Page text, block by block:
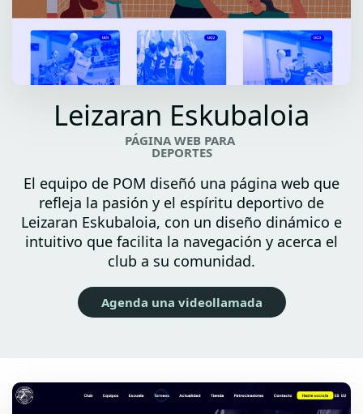
Leizaran Eskubaloia
PÁGINA WEB PARA
DEPORTES
El equipo de POM diseñó una página web que
refleja la pasión y el espíritu deportivo de
Leizaran Eskubaloia, con un diseño dinámico e
intuitivo que facilita la navegación y acerca el
club a su comunidad.
Agenda una videollamada